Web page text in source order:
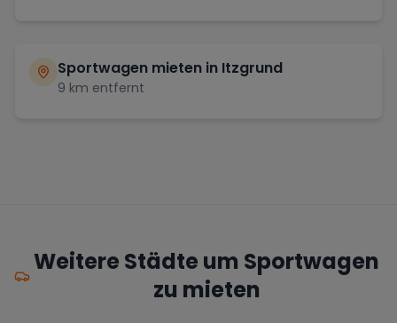
Sportwagen mieten in Itzgrund
9 km entfernt
Weitere Städte um Sportwagen
zu mieten